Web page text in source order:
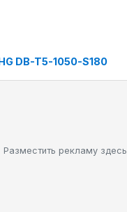
DB-T5-1050-S180
Разместить рекламу здесь